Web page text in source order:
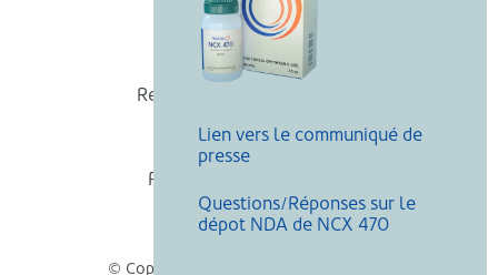
Nicox
Recevoir nos actualités
Mentions légales
Politique de cookies
Recherche
© Copyright Nicox, Tous droits réservés
Lien vers le communiqué de
presse
Questions/Réponses sur le
dépot NDA de NCX 470